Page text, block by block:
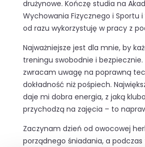
drużynowe. Kończę studia na
Wychowania Fizycznego i Sportu
od razu wykorzystuję w pracy z
Najważniejsze jest dla mnie, by
treningu swobodnie i bezpiecznie.
zwracam uwagę na poprawną
dokładność niż pośpiech.
daje mi dobra energia, z jaką
przychodzą na zajęcia – to
Zaczynam dzień od owocowej
porządnego śniadania, a